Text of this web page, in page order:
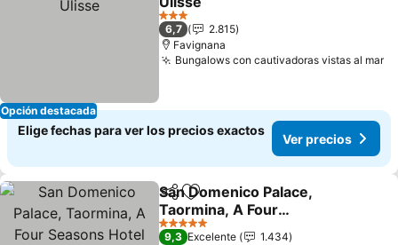
Opción destacada
Ver precios
3 Estrellas
6,7
2.815
Favignana
Bungalows con cautivadoras vistas al mar
Elige fechas para ver los precios exactos
Ver precios
CompartirAgregar a favoritos
San Domenico Palace,
Taormina, A Four
Seasons Hotel
Ver precios
5 Estrellas
9,3 Excelente
1.434